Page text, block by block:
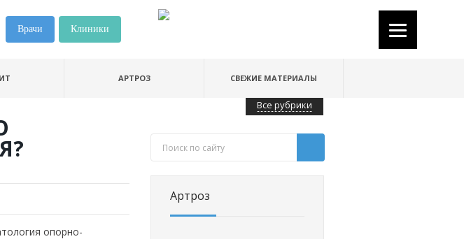
Клиники
Врачи
АРТРОЗ СВЕЖИЕ МАТЕРИАЛЫ
Все рубрики
опорно-
Артроз